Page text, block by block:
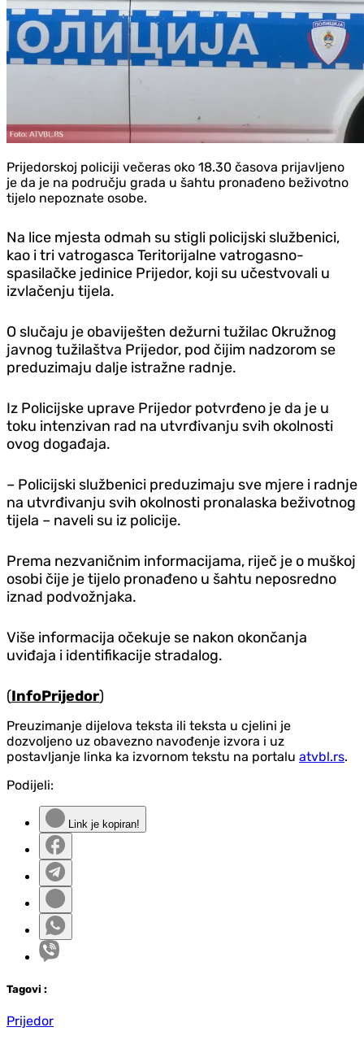
Prijedorskoj policiji večeras oko 18.30 časova prijavljeno
je da je na području grada u šahtu pronađeno beživotno
tijelo nepoznate osobe.
Na lice mjesta odmah su stigli policijski službenici,
kao i tri vatrogasca Teritorijalne vatrogasno-
spasilačke jedinice Prijedor, koji su učestvovali u
izvlačenju tijela.
O slučaju je obaviješten dežurni tužilac Okružnog
javnog tužilaštva Prijedor, pod čijim nadzorom se
preduzimaju dalje istražne radnje.
Iz Policijske uprave Prijedor potvrđeno je da je u
toku intenzivan rad na utvrđivanju svih okolnosti
ovog događaja.
– Policijski službenici preduzimaju sve mjere i radnje
na utvrđivanju svih okolnosti pronalaska beživotnog
tijela – naveli su iz policije.
Prema nezvaničnim informacijama, riječ je o muškoj
osobi čije je tijelo pronađeno u šahtu neposredno
iznad podvožnjaka.
Više informacija očekuje se nakon okončanja
uviđaja i identifikacije stradalog.
(InfoPrijedor)
Preuzimanje dijelova teksta ili teksta u cjelini je
dozvoljeno uz obavezno navođenje izvora i uz
postavljanje linka ka izvornom tekstu na portalu atvbl.rs.
Podijeli:
Link je kopiran!
Tagovi :
Prijedor